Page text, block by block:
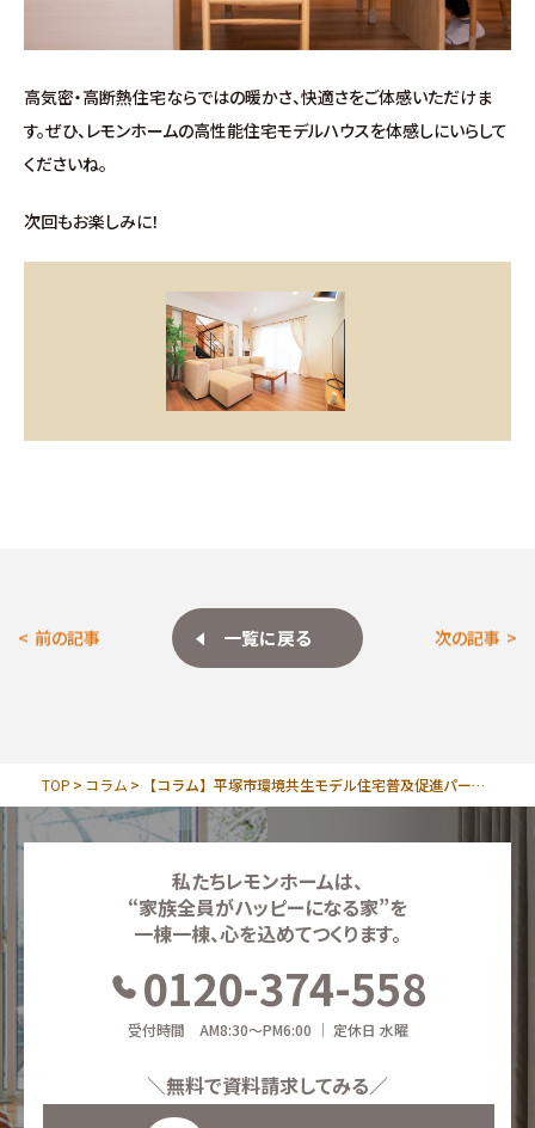
高気密・高断熱住宅ならではの暖かさ、快適さをご体感いただけま
す。ぜひ、レモンホームの高性能住宅モデルハウスを体感しにいらして
くださいね。
次回もお楽しみに！
前の記事 一覧に戻る 次の記事
TOP コラム 【コラム】平塚市環境共生モデル住宅普及促進パートナー事業について
私たちレモンホームは、
“家族全員がハッピーになる家”を
一棟一棟、心を込めてつくります。
0120-374-558
受付時間 AM8:30～PM6:00 ｜ 定休日 水曜
＼無料で資料請求してみる／